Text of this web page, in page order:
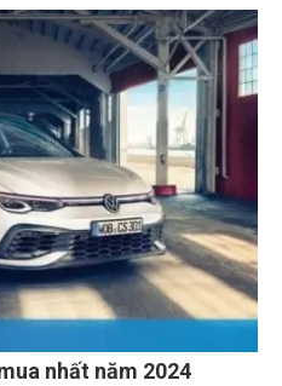
nhất năm 2024